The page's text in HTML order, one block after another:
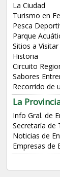
La Ciudad
Turismo en
Pesca
Parque
Sitios a Visitar
Historia
Circuito
Sabores
Recorrido de
La
Info Gral. de
Secretaría de
Noticias de
Empresas de